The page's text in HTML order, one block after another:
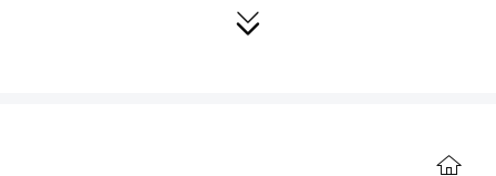
奇，有的仰头追问如何驾驶飞机，有的
小朋友李
